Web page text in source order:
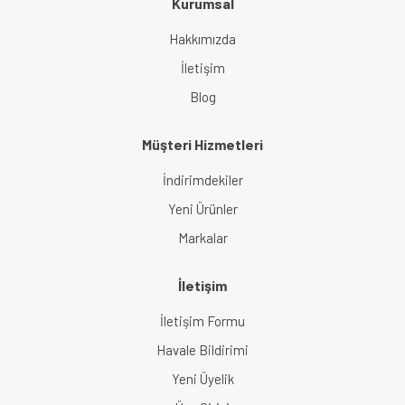
Hakkımızda
İletişim
Blog
Müşteri Hizmetleri
İndirimdekiler
Yeni Ürünler
Markalar
İletişim
İletişim Formu
Havale Bildirimi
Yeni Üyelik